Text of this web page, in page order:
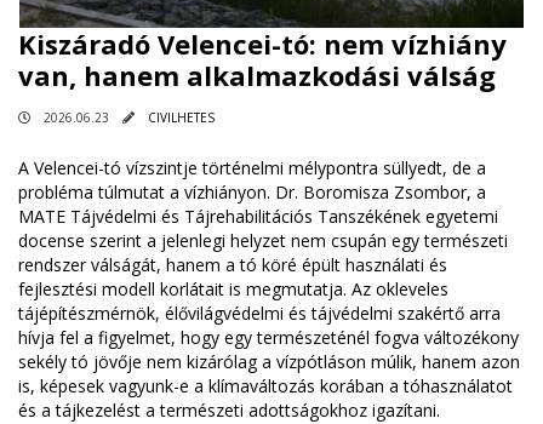
Kiszáradó Velencei-tó: nem vízhiány
van, hanem alkalmazkodási válság
2026.06.23 CIVILHETES
A Velencei-tó vízszintje történelmi mélypontra süllyedt, de a
probléma túlmutat a vízhiányon. Dr. Boromisza Zsombor, a
MATE Tájvédelmi és Tájrehabilitációs Tanszékének egyetemi
docense szerint a jelenlegi helyzet nem csupán egy természeti
rendszer válságát, hanem a tó köré épült használati és
fejlesztési modell korlátait is megmutatja. Az okleveles
tájépítészmérnök, élővilágvédelmi és tájvédelmi szakértő arra
hívja fel a figyelmet, hogy egy természeténél fogva változékony
sekély tó jövője nem kizárólag a vízpótláson múlik, hanem azon
is, képesek vagyunk-e a klímaváltozás korában a tóhasználatot
és a tájkezelést a természeti adottságokhoz igazítani.